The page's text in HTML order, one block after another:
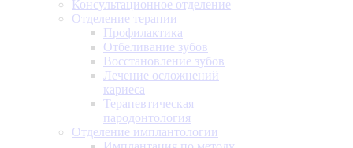
Консультационное отделение
Отделение терапии
Профилактика
Отбеливание зубов
Восстановление зубов
Лечение осложнений
кариеса
Терапевтическая
пародонтология
Отделение имплантологии